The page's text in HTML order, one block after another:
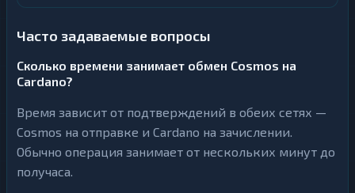
Часто задаваемые вопросы
Сколько времени занимает обмен Cosmos на
Cardano?
Время зависит от подтверждений в обеих сетях —
Cosmos на отправке и Cardano на зачислении.
Обычно операция занимает от нескольких минут до
получаса.